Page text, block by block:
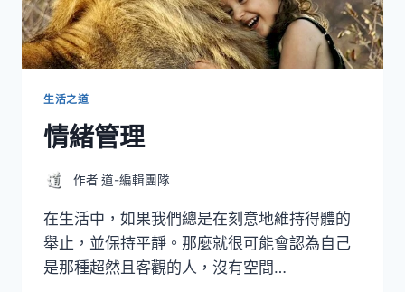
生活之道
情緒管理
作者 道-編輯團隊
在生活中，如果我們總是在刻意地維持得體的
舉止，並保持平靜。那麼就很可能會認為自己
是那種超然且客觀的人，沒有空間…